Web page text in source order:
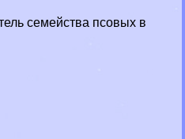
семейства псовых в